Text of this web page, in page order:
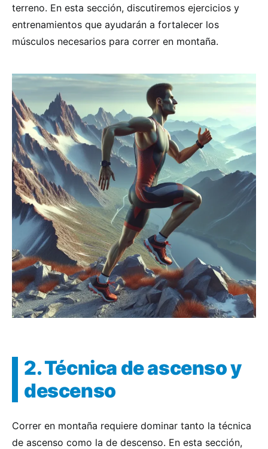
terreno. En esta sección, discutiremos ejercicios y
entrenamientos que ayudarán a fortalecer los
músculos necesarios para correr en montaña.
2. Técnica de ascenso y
descenso
Correr en montaña requiere dominar tanto la técnica
de ascenso como la de descenso. En esta sección,